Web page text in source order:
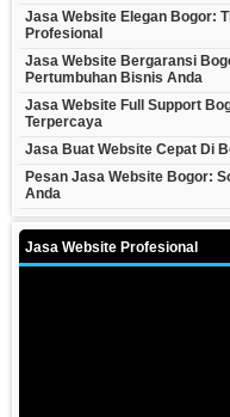
Jasa Website Elegan Bogor:
Profesional
Jasa Website Bergaransi
Pertumbuhan Bisnis Anda
Jasa Website Full Support
Terpercaya
Jasa Buat Website Cepat Di
Pesan Jasa Website Bogor:
Anda
Jasa Website Profesional